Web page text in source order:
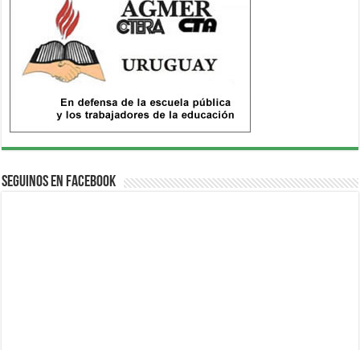
Seguinos en Facebook